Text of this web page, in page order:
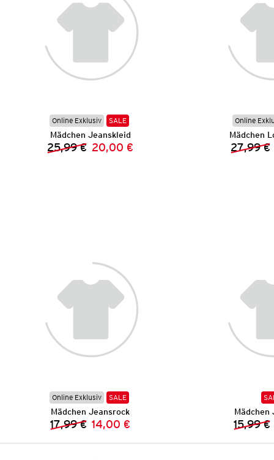
Online Exklusiv SALE
Mädchen Jeanskleid
Vorheriger Preis:
25,99 € Neuer Preis:
20,00 €
Online
Mädchen
27,99 €
Online Exklusiv SALE
Mädchen Jeansrock
Vorheriger Preis:
17,99 € Neuer Preis:
14,00 €
Mädchen
15,99 €